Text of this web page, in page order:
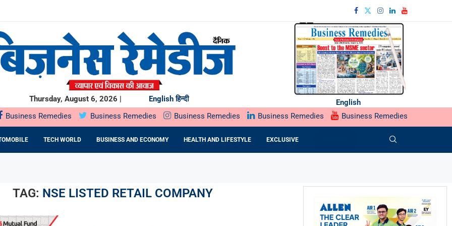
THE NEXT GENERATION...
STUDENT FOUNDER SHOULD MASTER
वर्ष 2026 -27...
वर्ष 2027...
Thursday, August 6, 2026 | English हिन्दी
English
Business Remedies Business Remedies Business Remedies Business Remedies Business Remedies
TECH WORLD BUSINESS AND ECONOMY HEALTH AND LIFESTYLE EXCLUSIVE
TAG: NSE LISTED RETAIL COMPANY